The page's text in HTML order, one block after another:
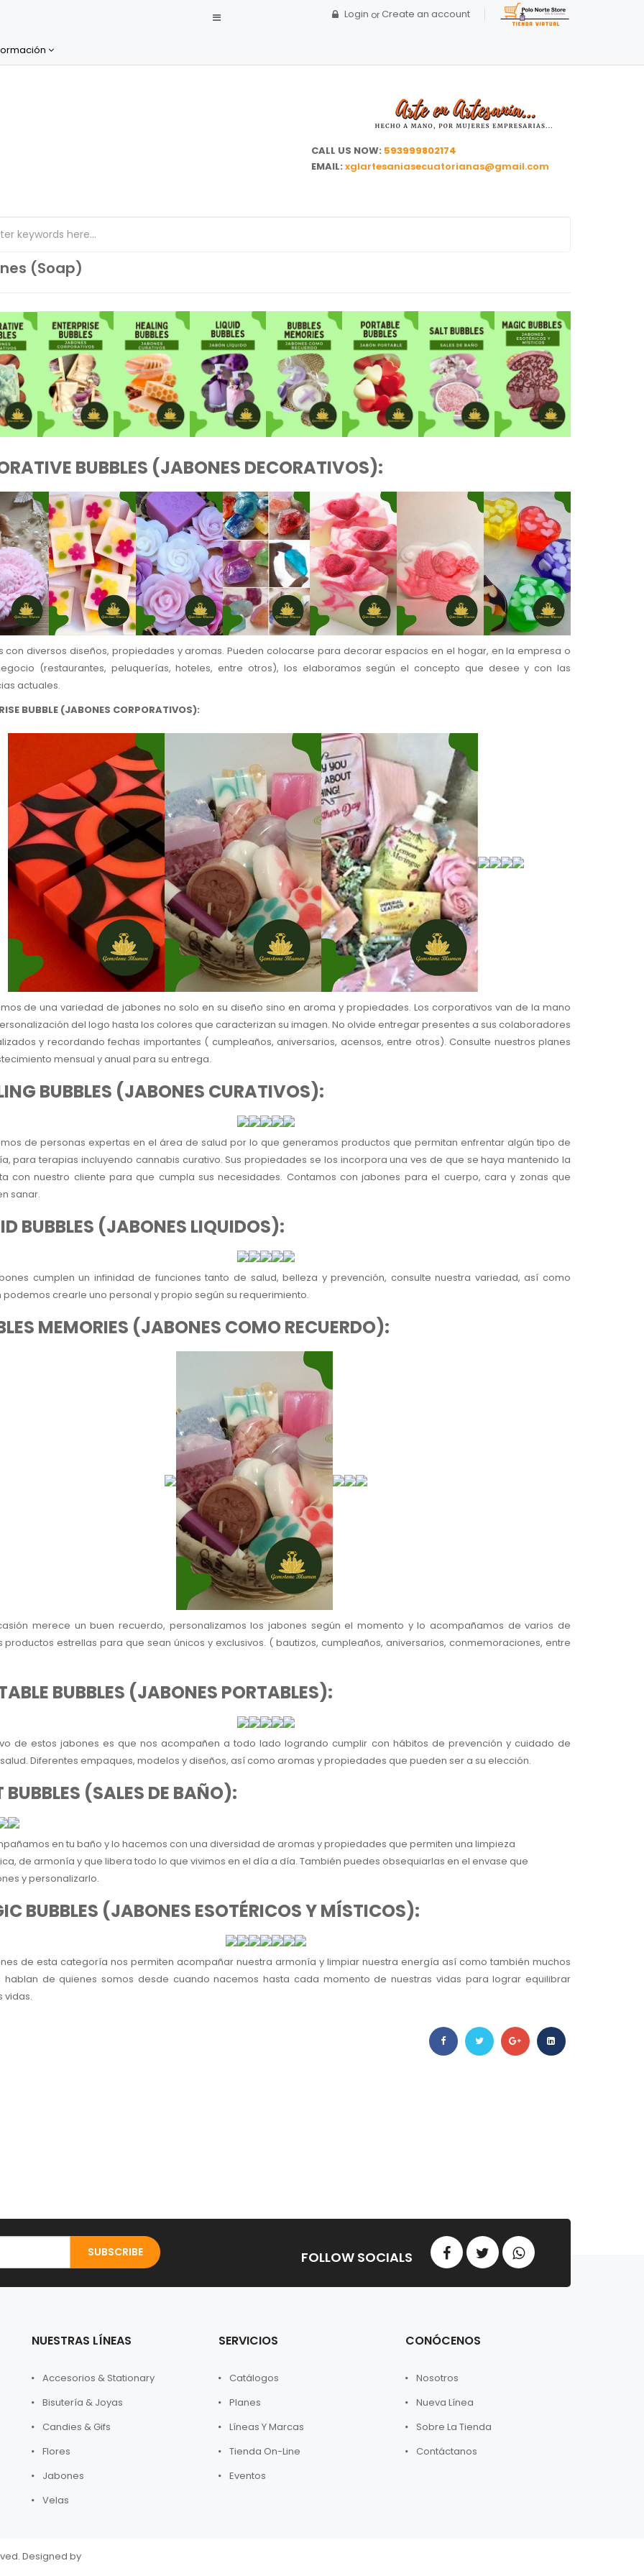
Login orCreate an account
CALL US NOW: 593999802174
EMAIL: xglartesaniasecuatorianas@gmail.com
(Soap)
BUBBLES (JABONES DECORATIVOS):
con diversos diseños, propiedades y aromas. Pueden colocarse para decorar espacios en el hogar, en la empresa o
(restaurantes, peluquerías, hoteles, entre otros), los elaboramos según el concepto que desee y con las
actuales.
BUBBLE (JABONES CORPORATIVOS):
de una variedad de jabones no solo en su diseño sino en aroma y propiedades. Los corporativos van de la mano
del logo hasta los colores que caracterizan su imagen. No olvide entregar presentes a sus colaboradores
y recordando fechas importantes ( cumpleaños, aniversarios, acensos, entre otros). Consulte nuestros planes
mensual y anual para su entrega.
BUBBLES (JABONES CURATIVOS):
de personas expertas en el área de salud por lo que generamos productos que permitan enfrentar algún tipo de
para terapias incluyendo cannabis curativo. Sus propiedades se los incorpora una ves de que se haya mantenido la
con nuestro cliente para que cumpla sus necesidades. Contamos con jabones para el cuerpo, cara y zonas que
sanar.
BUBBLES (JABONES LIQUIDOS):
cumplen un infinidad de funciones tanto de salud, belleza y prevención, consulte nuestra variedad, así como
podemos crearle uno personal y propio según su requerimiento.
MEMORIES (JABONES COMO RECUERDO):
merece un buen recuerdo, personalizamos los jabones según el momento y lo acompañamos de varios de
productos estrellas para que sean únicos y exclusivos. ( bautizos, cumpleaños, aniversarios, conmemoraciones, entre
BUBBLES (JABONES PORTABLES):
de estos jabones es que nos acompañen a todo lado logrando cumplir con hábitos de prevención y cuidado de
Diferentes empaques, modelos y diseños, así como aromas y propiedades que pueden ser a su elección.
BUBBLES (SALES DE BAÑO):
en tu baño y lo hacemos con una diversidad de aromas y propiedades que permiten una limpieza
de armonía y que libera todo lo que vivimos en el día a día. También puedes obsequiarlas en el envase que
y personalizarlo.
BUBBLES (JABONES ESOTÉRICOS Y MÍSTICOS):
de esta categoría nos permiten acompañar nuestra armonía y limpiar nuestra energía así como también muchos
hablan de quienes somos desde cuando nacemos hasta cada momento de nuestras vidas para lograr equilibrar
vidas.
NUESTRAS LÍNEAS
Accesorios & Stationary
Bisutería & Joyas
Candies & Gifs
Flores
Jabones
Velas
SERVICIOS
Catálogos
Planes
Líneas Y Marcas
Tienda On-Line
Eventos
CONÓCENOS
Nosotros
Nueva Línea
Sobre La Tienda
Contáctanos
Designed by